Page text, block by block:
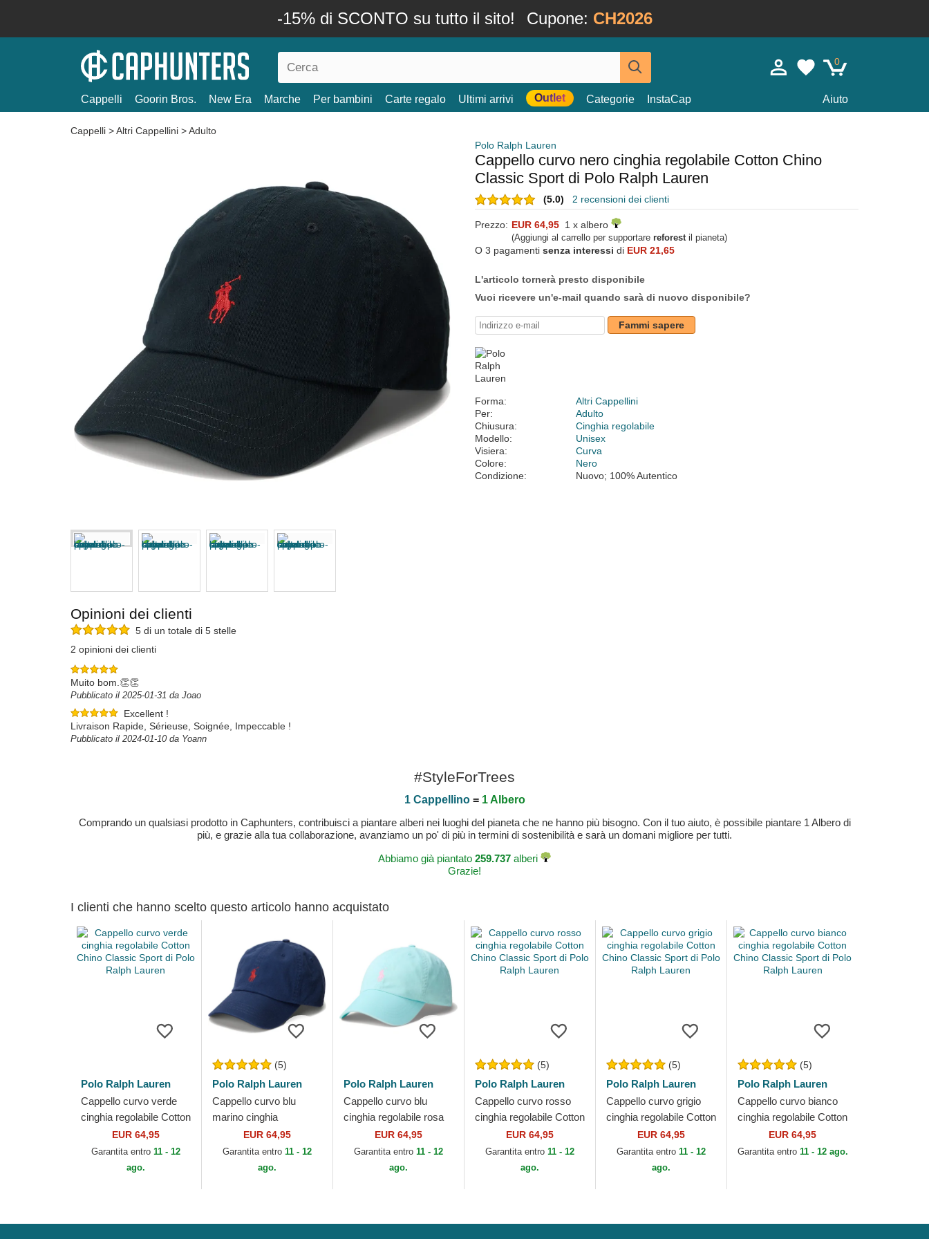
-15% di SCONTO su tutto il sito! Cupone: CH2026
0
Cappelli Goorin Bros. New Era Marche Per bambini Carte regalo Ultimi arrivi Outlet Categorie InstaCap Aiuto
Cappelli >Altri Cappellini >Adulto
Polo Ralph Lauren
Cappello curvo nero cinghia regolabile Cotton Chino
Classic Sport di Polo Ralph Lauren
(5.0) 2 recensioni dei clienti
Prezzo: EUR 64,95 1 x albero
(Aggiungi al carrello per supportare reforestil pianeta)
O 3 pagamenti senza interessi di EUR 21,65
L'articolo tornerà presto disponibile
Vuoi ricevere un'e-mail quando sarà di nuovo disponibile?
Fammi sapere
Forma:
Altri Cappellini
Per:
Adulto
Chiusura:
Cinghia regolabile
Modello:
Unisex
Visiera:
Curva
Colore:
Nero
Condizione:
Nuovo; 100% Autentico
Opinioni dei clienti
5 di un totale di 5 stelle
2 opinioni dei clienti
Muito bom.👏👏
Pubblicato il 2025-01-31 da Joao
Excellent !
Livraison Rapide, Sérieuse, Soignée, Impeccable !
Pubblicato il 2024-01-10 da Yoann
#StyleForTrees
1 Cappellino= 1 Albero
Comprando un qualsiasi prodotto in Caphunters, contribuisci a piantare alberi nei luoghi del pianeta che ne hanno più bisogno. Con il tuo aiuto, è possibile piantare 1 Albero di
più, e grazie alla tua collaborazione, avanziamo un po' di più in termini di sostenibilità e sarà un domani migliore per tutti.
Abbiamo già piantato 259.737 alberi
Grazie!
I clienti che hanno scelto questo articolo hanno acquistato
Polo Ralph Lauren
Cappello curvo verde
cinghia regolabile Cotton
Chino Classic Sport di
Polo Ralph Lauren
EUR 64,95
Garantita entro 11 - 12
ago.
(5)
Polo Ralph Lauren
Cappello curvo blu
marino cinghia
regolabile Cotton Chino
Classic Sport di Polo
Ralph Lauren
EUR 64,95
Garantita entro 11 - 12
ago.
Polo Ralph Lauren
Cappello curvo blu
cinghia regolabile rosa
Cotton Chino Classic
Sport di Polo Ralph
EUR 64,95
Garantita entro 11 - 12
ago.
(5)
Polo Ralph Lauren
Cappello curvo rosso
cinghia regolabile Cotton
Chino Classic Sport di
Polo Ralph Lauren
EUR 64,95
Garantita entro 11 - 12
ago.
(5)
Polo Ralph Lauren
Cappello curvo grigio
cinghia regolabile Cotton
Chino Classic Sport di
Polo Ralph Lauren
EUR 64,95
Garantita entro 11 - 12
ago.
(5)
Polo Ralph Lauren
Cappello curvo bianco
cinghia regolabile Cotton
Chino Classic Sport di
Polo Ralph Lauren
EUR 64,95
Garantita entro 11 - 12 ago.